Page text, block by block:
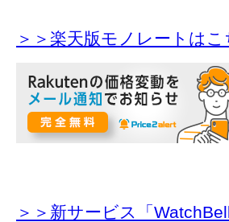
＞＞楽天版モノレートはこ
＞＞新サービス「